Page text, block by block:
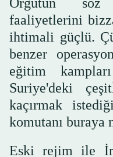
faaliyetlerini
ihtimali güçlü.
benzer
eğitim
Suriye'deki
kaçırmak
komutanı buraya
Eski rejim ile